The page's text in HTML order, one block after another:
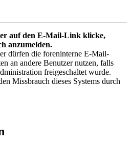
auf den E-Mail-Link klicke,
anzumelden.
dürfen die foreninterne E-Mail-
an andere Benutzer nutzen, falls
freigeschaltet wurde.
Missbrauch dieses Systems durch